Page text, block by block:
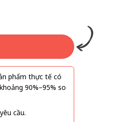
phẩm thực tế có
90%–95% so
cầu.